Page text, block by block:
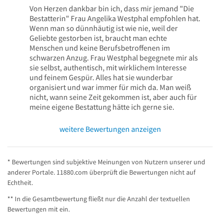
Von Herzen dankbar bin ich, dass mir jemand "Die
Bestatterin" Frau Angelika Westphal empfohlen hat.
Wenn man so dünnhäutig ist wie nie, weil der
Geliebte gestorben ist, braucht man echte
Menschen und keine Berufsbetroffenen im
schwarzen Anzug. Frau Westphal begegnete mir als
sie selbst, authentisch, mit wirklichem Interesse
und feinem Gespür. Alles hat sie wunderbar
organisiert und war immer für mich da. Man weiß
nicht, wann seine Zeit gekommen ist, aber auch für
meine eigene Bestattung hätte ich gerne sie.
weitere Bewertungen anzeigen
* Bewertungen sind subjektive Meinungen von Nutzern unserer und
anderer Portale. 11880.com überprüft die Bewertungen nicht auf
Echtheit.
** In die Gesamtbewertung fließt nur die Anzahl der textuellen
Bewertungen mit ein.